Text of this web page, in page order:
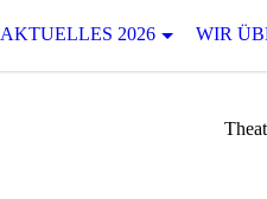
AKTUELLES 2026 WIR